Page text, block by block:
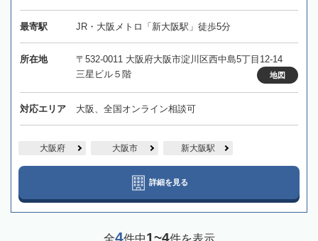
最寄駅 JR・大阪メトロ「新大阪駅」徒歩5分
所在地
〒532-0011 大阪府大阪市淀川区西中島5丁目12-14
三星ビル５階
地図
対応エリア 大阪、全国オンライン相談可
大阪府 大阪市 新大阪駅
詳細を見る
4 1~4